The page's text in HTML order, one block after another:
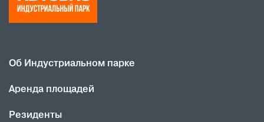
Об Индустриальном парке
Аренда площадей
Резиденты